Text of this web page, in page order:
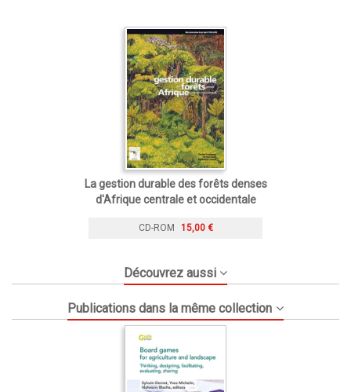
La gestion durable des forêts denses
d'Afrique centrale et occidentale
CD-ROM 15,00 €
Découvrez aussi
Publications dans la même collection